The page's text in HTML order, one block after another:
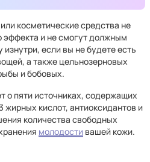
косметические средства не
и не смогут должным
если вы не будете есть
а также цельнозерновых
и бобовых.
о пяти источниках, содержащих
кислот, антиоксидантов и
количества свободных
молодости вашей кожи.